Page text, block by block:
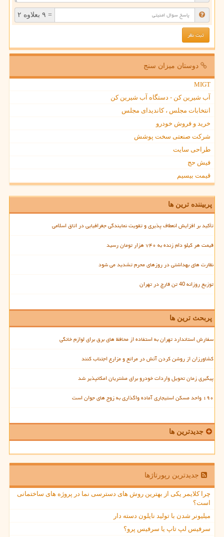
= ۹ بعلاوه ۲
دوستان میزان سنج
MIGT
آب شیرین کن - دستگاه آب شیرین کن
انتخابات مجلس ، کاندیدای مجلس
خرید و فروش خودرو
شرکت صنعتی سخت پوشش
طراحی سایت
فیش حج
قیمت بیسیم
پربیننده ترین ها
تأکید بر افزایش انعطاف پذیری و تقویت نمایندگی جغرافیایی در اتاق اسلامی
قیمت هر کیلو دام زنده به ۷۴۰ هزار تومان رسید
نظارت های بهداشتی در روزهای محرم تشدید می شود
توزیع روزانه 40 تن قارچ در تهران
پربحث ترین ها
سفارش استاندارد تهران به استفاده از محافظ های برق برای لوازم خانگی
کشاورزان از روشن کردن آتش در مراتع و مزارع اجتناب کنند
پیگیری زمان تحویل واردات خودرو برای مشتریان امکانپذیر شد
۱۹۰ واحد مسکن استیجاری آماده واگذاری به زوج های جوان است
جدیدترین ها
جدیدترین رپورتاژها
چرا کلایمر یکی از بهترین روش های دسترسی نما در پروژه های ساختمانی
است؟
میلیونر شدن با تولید نایلون دسته دار
سرفیس لپ تاپ یا سرفیس پرو؟